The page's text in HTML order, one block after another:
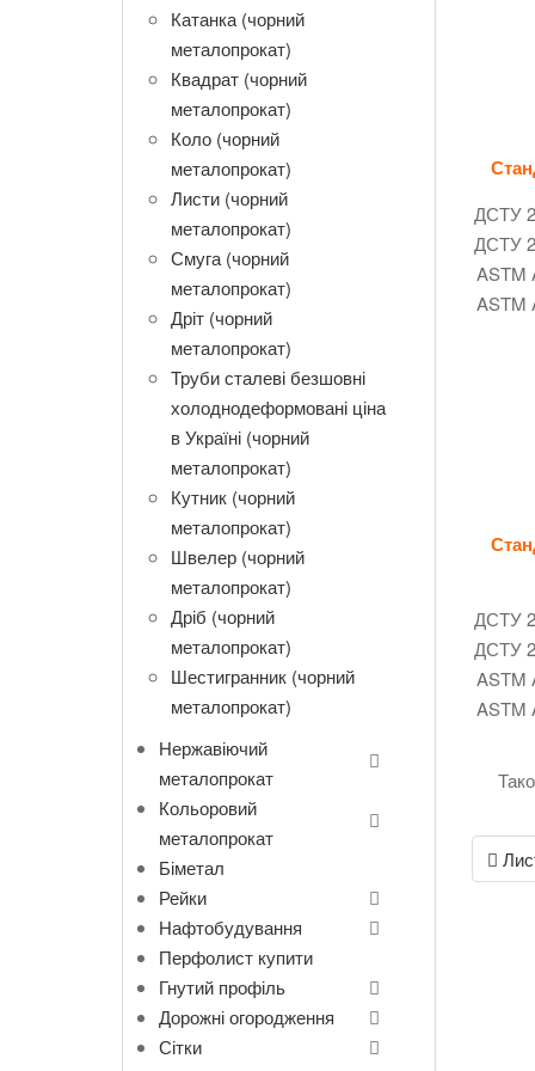
ДСТУ
ДСТУ
ASTM
ASTM
ДСТУ
ДСТУ
ASTM
ASTM
Post
Катанка (чорний
металопрокат)
Квадрат (чорний
металопрокат)
Коло (чорний
металопрокат)
Листи (чорний
металопрокат)
Смуга (чорний
металопрокат)
Дріт (чорний
металопрокат)
Труби сталеві безшовні
холоднодеформовані ціна
в Україні (чорний
металопрокат)
Кутник (чорний
металопрокат)
Швелер (чорний
металопрокат)
Дріб (чорний
металопрокат)
Шестигранник (чорний
металопрокат)
Нержавіючий
металопрокат
Кольоровий
металопрокат
Біметал
Рейки
Нафтобудування
Перфолист купити
Гнутий профіль
Дорожні огородження
Сітки